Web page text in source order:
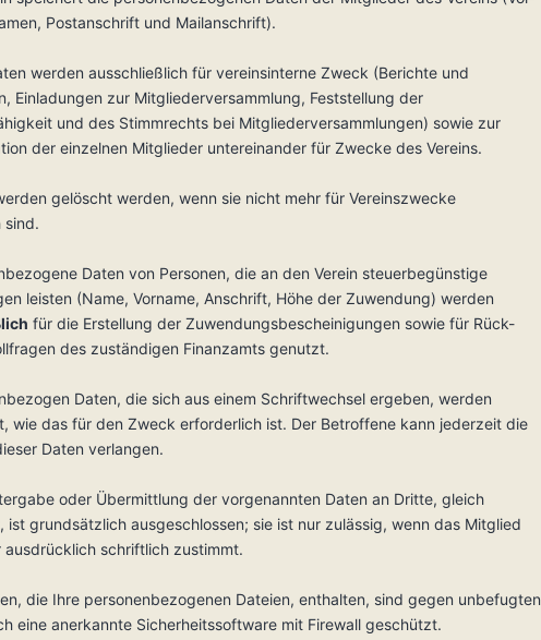
Postanschrift und Mailanschrift).
werden ausschließlich für vereinsinterne Zweck (Berichte und
Einladungen zur Mitgliederversammlung, Feststellung der
und des Stimmrechts bei Mitgliederversammlungen) sowie zur
der einzelnen Mitglieder untereinander für Zwecke des Vereins.
gelöscht werden, wenn sie nicht mehr für Vereinszwecke
sind.
Daten von Personen, die an den Verein steuerbegünstige
leisten (Name, Vorname, Anschrift, Höhe der Zuwendung) werden
für die Erstellung der Zuwendungsbescheinigungen sowie für Rück-
des zuständigen Finanzamts genutzt.
Daten, die sich aus einem Schriftwechsel ergeben, werden
wie das für den Zweck erforderlich ist. Der Betroffene kann jederzeit die
Daten verlangen.
oder Übermittlung der vorgenannten Daten an Dritte, gleich
ist grundsätzlich ausgeschlossen; sie ist nur zulässig, wenn das Mitglied
ausdrücklich schriftlich zustimmt.
die Ihre personenbezogenen Dateien, enthalten, sind gegen unbefugten
eine anerkannte Sicherheitssoftware mit Firewall geschützt.